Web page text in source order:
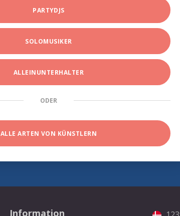
PARTYDJS
SOLOMUSIKER
ALLEINUNTERHALTER
ODER
ALLE ARTEN VON KÜNSTLERN
Information